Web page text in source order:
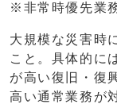
※非常時優先業
大規模な災害時
こと。具体的に
が高い復旧・復
高い通常業務が